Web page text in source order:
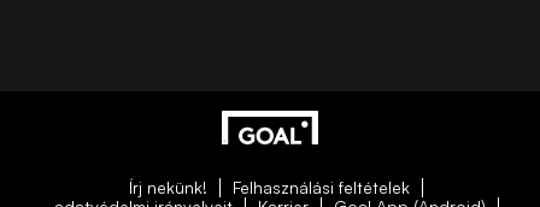
Írj nekünk!
Felhasználási feltételek